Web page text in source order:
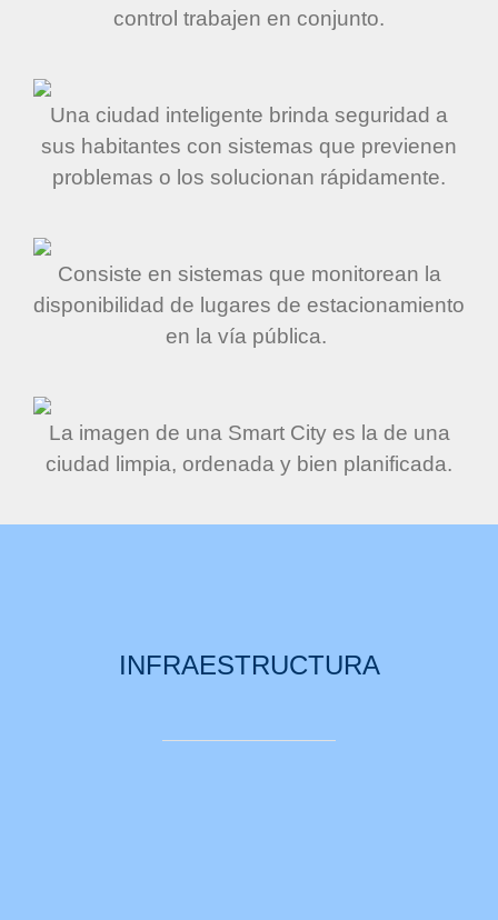
control trabajen en conjunto.
Una ciudad inteligente brinda seguridad a
sus habitantes con sistemas que previenen
problemas o los solucionan rápidamente.
Consiste en sistemas que monitorean la
disponibilidad de lugares de estacionamiento
en la vía pública.
La imagen de una Smart City es la de una
ciudad limpia, ordenada y bien planificada.
INFRAESTRUCTURA